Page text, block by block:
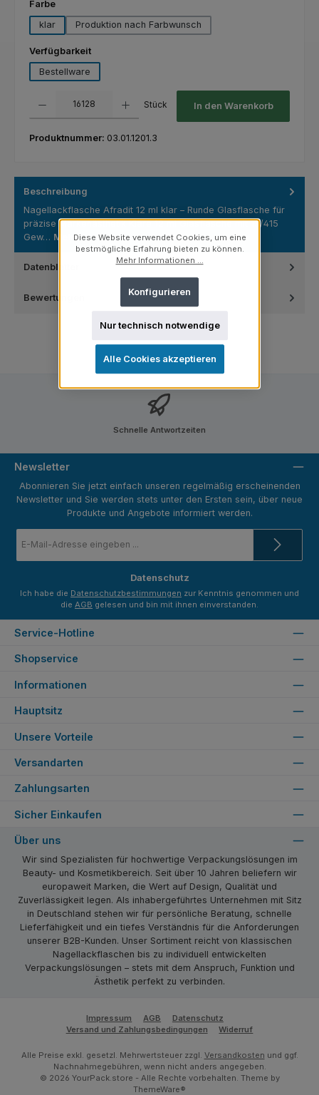
Farbeauswählen
klar
Produktion nach Farbwunsch
Verfügbarkeitauswählen
Bestellware
Stück In den Warenkorb
Produktnummer: 03.01.1201.3
Beschreibung
Nagellackflasche Afradit 12 ml klar – Runde Glasflasche für
präzise Markenästhetik Klare 12 ml Glasflasche mit 13/415
Gew… Mehr
Datenblätter
Bewertungen
Schnelle Antwortzeiten
Newsletter
Abonnieren Sie jetzt einfach unseren regelmäßig erscheinenden
Newsletter und Sie werden stets unter den Ersten sein, über neue
Produkte und Angebote informiert werden.
Mail-
Datenschutz
Ich habe die Datenschutzbestimmungen zur Kenntnis genommen und
die AGB gelesen und bin mit ihnen einverstanden.
Service-Hotline
Shopservice
Informationen
Unsere Vorteile
Versandarten
Zahlungsarten
Hauptsitz
Sicher Einkaufen
Über uns
Wir sind Spezialisten für hochwertige Verpackungslösungen im
Beauty- und Kosmetikbereich. Seit über 10 Jahren beliefern wir
europaweit Marken, die Wert auf Design, Qualität und
Zuverlässigkeit legen. Als inhabergeführtes Unternehmen mit Sitz
in Deutschland stehen wir für persönliche Beratung, schnelle
Lieferfähigkeit und ein tiefes Verständnis für die Anforderungen
unserer B2B-Kunden. Unser Sortiment reicht von klassischen
Nagellackflaschen bis zu individuell entwickelten
Verpackungslösungen – stets mit dem Anspruch, Funktion und
Ästhetik perfekt zu verbinden.
Impressum AGB
Datenschutz
Versand und Zahlungsbedingungen
Widerruf
Alle Preise exkl. gesetzl. Mehrwertsteuer zzgl. Versandkosten und ggf.
Nachnahmegebühren, wenn nicht anders angegeben.
© 2026 YourPack.store - Alle Rechte vorbehalten. Theme by
ThemeWare®
Diese Website verwendet Cookies, um eine
bestmögliche Erfahrung bieten zu können.
Mehr Informationen ...
Nur technisch notwendige
Konfigurieren
Alle Cookies akzeptieren